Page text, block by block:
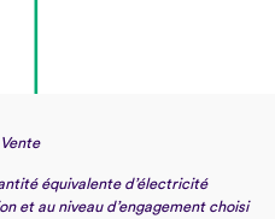
équivalente d’électricité
et au niveau d’engagement choisi